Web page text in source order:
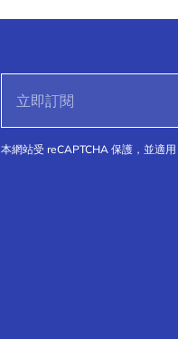
本網站受 reCAPTCHA 保護，並適